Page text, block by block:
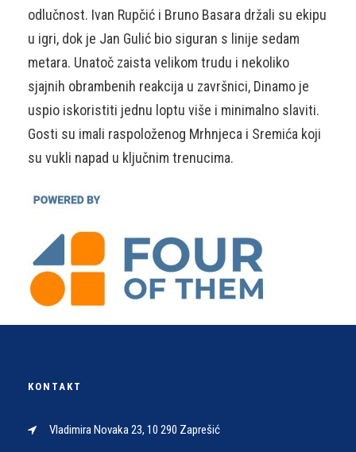
odlučnost. Ivan Rupčić i Bruno Basara držali su ekipu
u igri, dok je Jan Gulić bio siguran s linije sedam
metara. Unatoč zaista velikom trudu i nekoliko
sjajnih obrambenih reakcija u završnici, Dinamo je
uspio iskoristiti jednu loptu više i minimalno slaviti.
Gosti su imali raspoloženog Mrhnjeca i Sremića koji
su vukli napad u ključnim trenucima.
KONTAKT
Vladimira Novaka 23, 10 290 Zaprešić